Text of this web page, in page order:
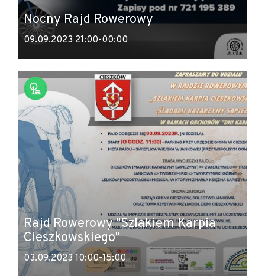
Nocny Rajd Rowerowy
09.09.2023 21:00-00:00
Rajd Rowerowy "Szlakiem Karpia
Cieszkowskiego"
03.09.2023 10:00-15:00